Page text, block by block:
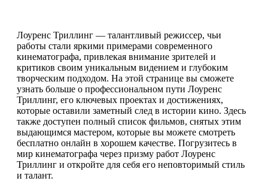
Лоуренс Триллинг — талантливый режиссер, чьи
работы стали яркими примерами современного
кинематографа, привлекая внимание зрителей и
критиков своим уникальным видением и глубоким
творческим подходом. На этой странице вы сможете
узнать больше о профессиональном пути Лоуренс
Триллинг, его ключевых проектах и достижениях,
которые оставили заметный след в истории кино. Здесь
также доступен полный список фильмов, снятых этим
выдающимся мастером, которые вы можете смотреть
бесплатно онлайн в хорошем качестве. Погрузитесь в
мир кинематографа через призму работ Лоуренс
Триллинг и откройте для себя его неповторимый стиль
и талант.